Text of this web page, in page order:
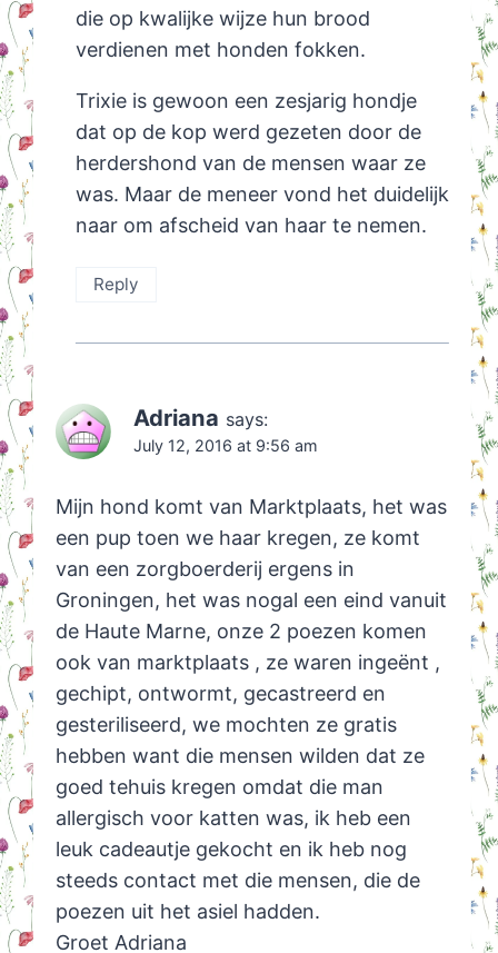
die op kwalijke wijze hun brood
verdienen met honden fokken.
Trixie is gewoon een zesjarig hondje
dat op de kop werd gezeten door de
herdershond van de mensen waar ze
was. Maar de meneer vond het duidelijk
naar om afscheid van haar te nemen.
Reply
Adriana says:
July 12, 2016 at 9:56 am
Mijn hond komt van Marktplaats, het was
een pup toen we haar kregen, ze komt
van een zorgboerderij ergens in
Groningen, het was nogal een eind vanuit
de Haute Marne, onze 2 poezen komen
ook van marktplaats , ze waren ingeënt ,
gechipt, ontwormt, gecastreerd en
gesteriliseerd, we mochten ze gratis
hebben want die mensen wilden dat ze
goed tehuis kregen omdat die man
allergisch voor katten was, ik heb een
leuk cadeautje gekocht en ik heb nog
steeds contact met die mensen, die de
poezen uit het asiel hadden.
Groet Adriana